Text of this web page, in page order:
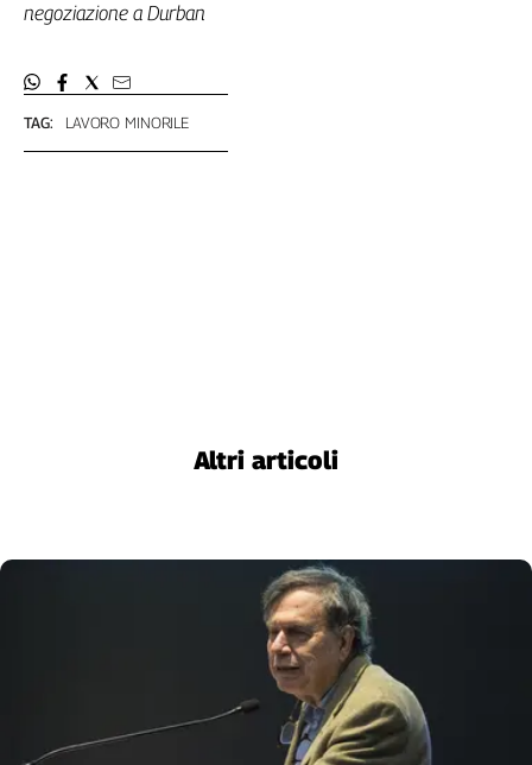
TAG: LAVORO MINORILE
negoziazione a Durban
Altri articoli